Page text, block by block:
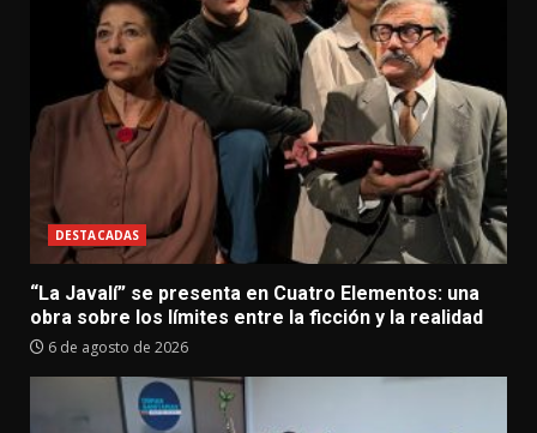
DESTACADAS
“La Javalí” se presenta en Cuatro Elementos: una
obra sobre los límites entre la ficción y la realidad
6 de agosto de 2026